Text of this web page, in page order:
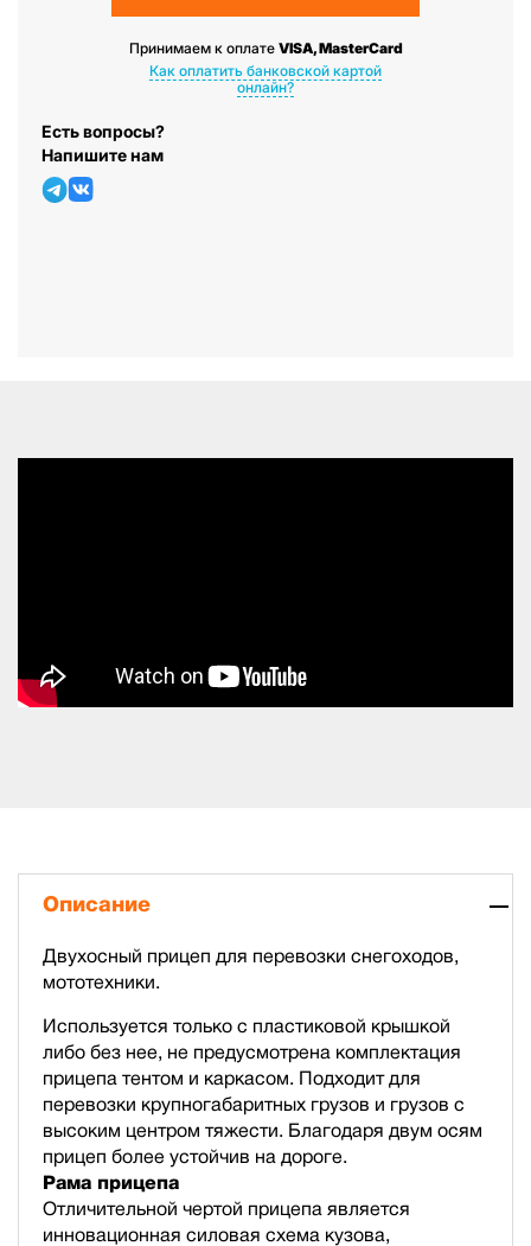
Принимаем к оплате VISA, MasterCard
Как оплатить банковской картой
онлайн?
Есть вопросы?
Напишите нам
Описание
Двухосный прицеп для перевозки снегоходов,
мототехники.
Используется только с пластиковой крышкой
либо без нее, не предусмотрена комплектация
прицепа тентом и каркасом. Подходит для
перевозки крупногабаритных грузов и грузов с
высоким центром тяжести. Благодаря двум осям
прицеп более устойчив на дороге.
Рама прицепа
Отличительной чертой прицепа является
инновационная силовая схема кузова,